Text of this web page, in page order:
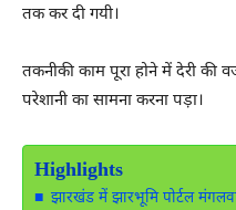
तक कर दी गयी।
तकनीकी काम पूरा होने में देरी की
परेशानी का सामना करना पड़ा।
Highlights
झारखंड में झारभूमि पोर्टल